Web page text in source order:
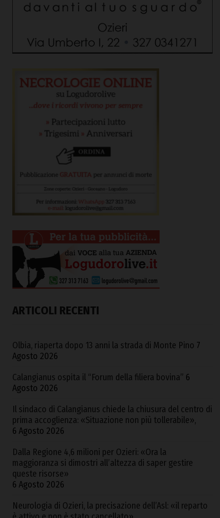
ARTICOLI RECENTI
Olbia, riaperta dopo 13 anni la strada di Monte Pino 7
Agosto 2026
Calangianus ospita il “Forum della filiera bovina” 6
Agosto 2026
Il sindaco di Calangianus chiede la chiusura del centro di
prima accoglienza: «Situazione non più tollerabile»,
6 Agosto 2026
Dalla Regione 4,6 milioni per Ozieri: «Ora la
maggioranza si dimostri all’altezza di saper gestire
queste risorse»
6 Agosto 2026
Neurologia di Ozieri, la precisazione dell’Asl: «il reparto